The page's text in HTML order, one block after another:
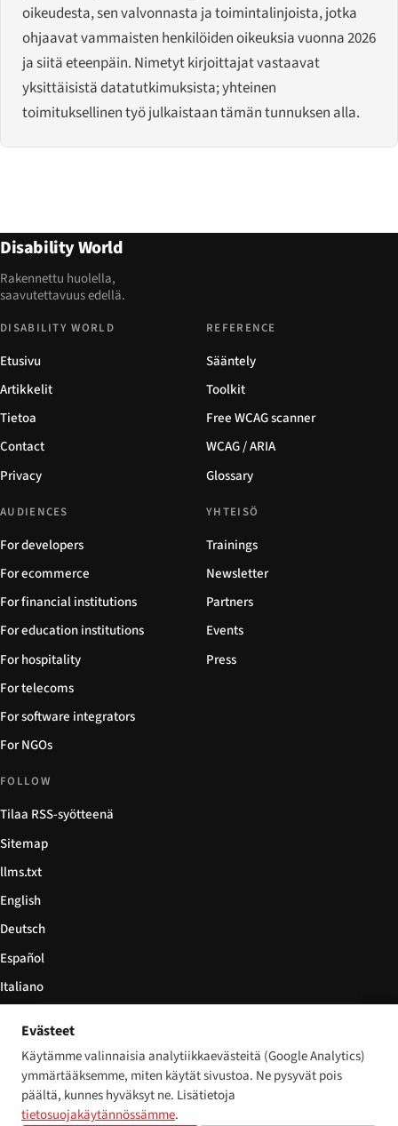
oikeudesta, sen valvonnasta ja toimintalinjoista, jotka
ohjaavat vammaisten henkilöiden oikeuksia vuonna 2026
ja siitä eteenpäin. Nimetyt kirjoittajat vastaavat
yksittäisistä datatutkimuksista; yhteinen
toimituksellinen työ julkaistaan tämän tunnuksen alla.
Disability World
Rakennettu huolella,
saavutettavuus edellä.
DISABILITY WORLD
Etusivu
Artikkelit
Tietoa
Contact
Privacy
REFERENCE
Sääntely
Toolkit
Free WCAG scanner
WCAG / ARIA
Glossary
AUDIENCES
For developers
For ecommerce
For financial institutions
For education institutions
For hospitality
For telecoms
For software integrators
For NGOs
YHTEISÖ
Trainings
Newsletter
Partners
Events
Press
FOLLOW
Tilaa RSS-syötteenä
Sitemap
llms.txt
English
Deutsch
Español
Italiano
Evästeet
Käytämme valinnaisia analytiikkaevästeitä (Google Analytics)
ymmärtääksemme, miten käytät sivustoa. Ne pysyvät pois
päältä, kunnes hyväksyt ne. Lisätietoja
tietosuojakäytännössämme.